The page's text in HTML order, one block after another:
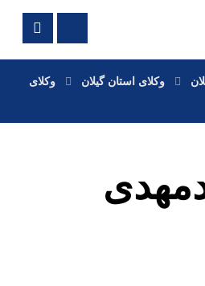
وکلای استان گیلان
وکلای